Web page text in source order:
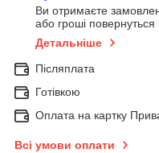
Ви отримаєте
або гроші
Детальніше
Післяплата
Готівкою
Оплата на картку
Всі умови оплати